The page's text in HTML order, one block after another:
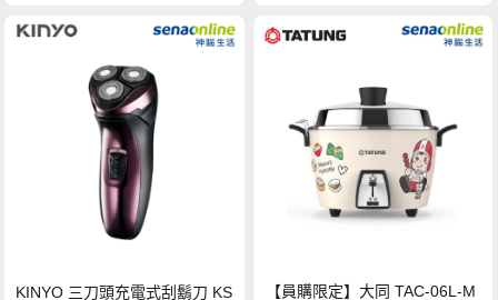
KINYO 三刀頭充電式刮鬍刀 KS
【員購限定】大同 TAC-06L-M